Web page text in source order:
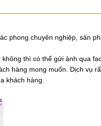
phong chuyên nghiệp, sản
thì có thể gửi ảnh qua
hàng mong muốn. Dịch vụ
khách hàng.